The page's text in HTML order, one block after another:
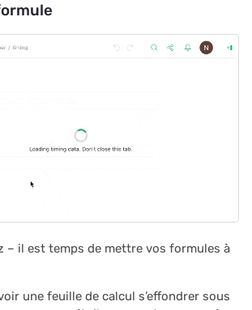
– il est temps de mettre vos formules à
une feuille de calcul s’effondrer sous